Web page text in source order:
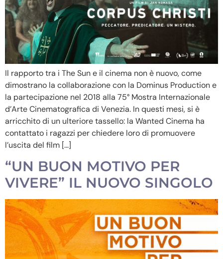
Il rapporto tra i The Sun e il cinema non è nuovo, come
dimostrano la collaborazione con la Dominus Production e
la partecipazione nel 2018 alla 75° Mostra Internazionale
d’Arte Cinematografica di Venezia. In questi mesi, si è
arricchito di un ulteriore tassello: la Wanted Cinema ha
contattato i ragazzi per chiedere loro di promuovere
l’uscita del film […]
“UN BUON MOTIVO PER
VIVERE” IL NUOVO SINGOLO